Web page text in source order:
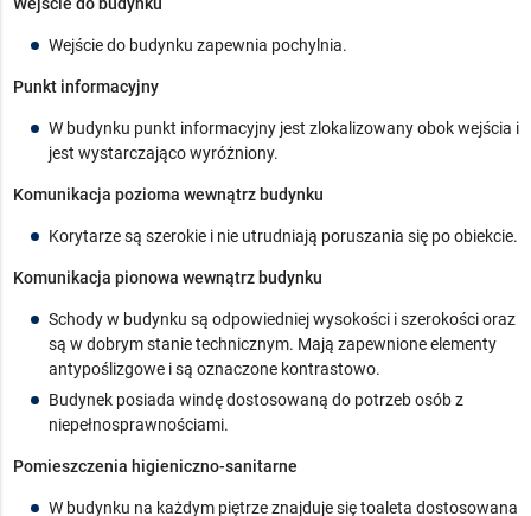
Wejście do budynku zapewnia pochylnia.
Punkt informacyjny
W budynku punkt informacyjny jest zlokalizowany obok wejścia i
jest wystarczająco wyróżniony.
Komunikacja pozioma wewnątrz budynku
Korytarze są szerokie i nie utrudniają poruszania się po obiekcie.
Komunikacja pionowa wewnątrz budynku
Schody w budynku są odpowiedniej wysokości i szerokości oraz
są w dobrym stanie technicznym. Mają zapewnione elementy
antypoślizgowe i są oznaczone kontrastowo.
Budynek posiada windę dostosowaną do potrzeb osób z
niepełnosprawnościami.
Pomieszczenia higieniczno-sanitarne
W budynku na każdym piętrze znajduje się toaleta dostosowana